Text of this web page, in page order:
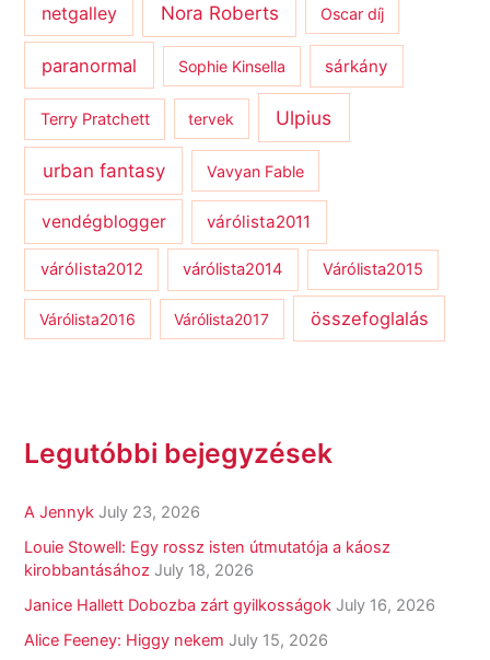
netgalley Nora Roberts Oscar díj
paranormal Sophie Kinsella sárkány
Terry Pratchett tervek Ulpius
urban fantasy Vavyan Fable
vendégblogger várólista2011
várólista2012 várólista2014 Várólista2015
Várólista2016 Várólista2017 összefoglalás
Legutóbbi bejegyzések
A Jennyk July 23, 2026
Louie Stowell: Egy ​rossz isten útmutatója a káosz
kirobbantásához July 18, 2026
Janice Hallett Dobozba zárt gyilkosságok July 16, 2026
Alice Feeney: Higgy nekem July 15, 2026